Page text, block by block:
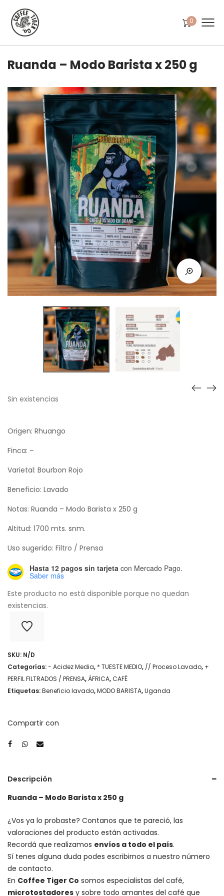
0
Ruanda – Modo Barista x 250 g
Sin existencias
Origen: Rhuango
Finca: –
Varietal: Bourbon Rojo
Beneficio: Lavado
Notas: Ruanda – Modo Barista x 250 g
Altitud: 1700 mts. snm.
Uso sugerido: Filtro / Prensa
Hasta 12 pagos sin tarjeta con Mercado Pago.
Saber más
Este producto no está disponible porque no quedan
existencias.
SKU: N/D
Categorías:- Acidez Media, * TUESTE MEDIO, // Proceso Lavado, +
PERFIL FILTRADOS / PRENSA, ÁFRICA,CAFÉ
Etiquetas:Beneficio lavado,MODO BARISTA,Uganda
Compartir con
Descripción
Ruanda – Modo Barista x 250 g
¿Vos ya lo probaste? Contanos que te pareció, las
valoraciones del producto están activadas.
Recordá que realizamos envíos a todo el país.
Sí tenes alguna duda podes escribirnos a nuestro número
de contacto.
En Coffee Tiger Co somos especialistas del café,
microtostadores y sobre todo amantes del café que